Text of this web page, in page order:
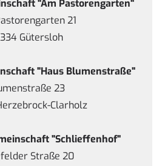
"Am Pastorengarten"
21
Gütersloh
"Haus Blumenstraße"
23
Clarholz
"Schlieffenhof"
Straße 20